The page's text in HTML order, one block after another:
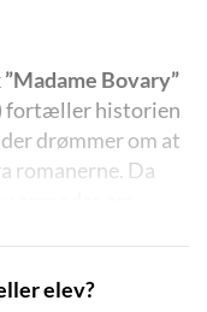
”Madame Bovary”
fortæller historien
drømmer om at
romanerne. Da
luksus. Hun
elev?